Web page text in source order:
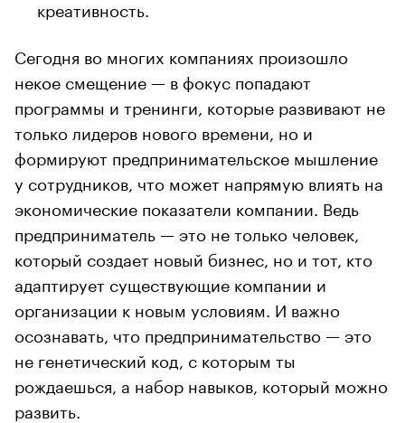
креативность.
Сегодня во многих компаниях произошло
некое смещение — в фокус попадают
программы и тренинги, которые развивают не
только лидеров нового времени, но и
формируют предпринимательское мышление
у сотрудников, что может напрямую влиять на
экономические показатели компании. Ведь
предприниматель — это не только человек,
который создает новый бизнес, но и тот, кто
адаптирует существующие компании и
организации к новым условиям. И важно
осознавать, что предпринимательство — это
не генетический код, с которым ты
рождаешься, а набор навыков, который можно
развить.